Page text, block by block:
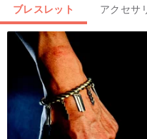
を使用してサイズを増やす）
🌈 光と影のすべてに恋をす
店の実際の風景です。ランダ
ませんが、あなたのために別
ブレスレット アクセサ